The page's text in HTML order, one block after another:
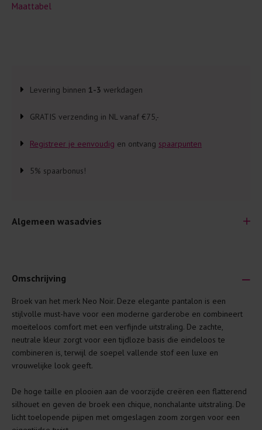
Maattabel
Levering binnen 1-3 werkdagen
GRATIS verzending in NL vanaf €75,-
Registreer je eenvoudig en ontvang spaarpunten
5% spaarbonus!
Algemeen wasadvies
Je wilt natuurlijk lang plezier hebben van je nieuwe kleding.
Daarom geven wij een aantal algemene was-tips:
Lees altijd eerst even het was-etiket.
Was kleding binnenste buiten. Dat beschermt de
buitenkant.
Wees zuinig met wasmiddel. Per kledingstuk is een drupje
genoeg.
Was zo koud mogelijk. Op 20 of 30 graden wassen is vaak
Omschrijving
Broek van het merk Neo Noir. Deze elegante pantalon is een
stijlvolle must-have voor een moderne garderobe en combineert
moeiteloos comfort met een verfijnde uitstraling. De zachte,
neutrale kleur zorgt voor een tijdloze basis die eindeloos te
combineren is, terwijl de soepel vallende stof een luxe en
vrouwelijke look geeft.
De hoge taille en plooien aan de voorzijde creëren een flatterend
silhouet en geven de broek een chique, nonchalante uitstraling. De
licht toelopende pijpen met omgeslagen zoom zorgen voor een